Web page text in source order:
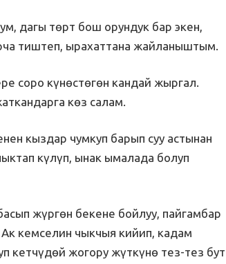
дагы төрт бош орундук бар экен,
тиштеп, ырахаттана жайланыштым.
соро күнөстөгөн кандай жыргал.
көз салам.
кыздар чумкуп барып суу астынан
күлүп, ынак ымалада болуп
жүргөн бекене бойлуу, пайгамбар
кемселин чыкчыя кийип, кадам
кетчүдөй жогору жүткүнө тез-тез бут